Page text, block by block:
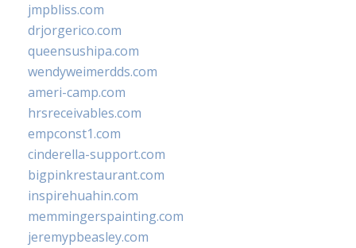
jmpbliss.com
drjorgerico.com
queensushipa.com
wendyweimerdds.com
ameri-camp.com
hrsreceivables.com
empconst1.com
cinderella-support.com
bigpinkrestaurant.com
inspirehuahin.com
memmingerspainting.com
jeremypbeasley.com